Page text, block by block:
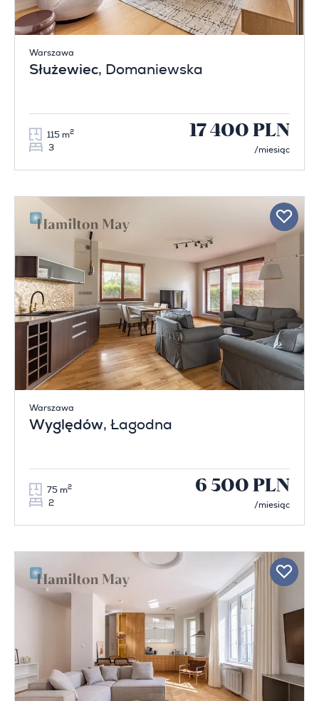
Warszawa
Służewiec, Domaniewska
115 m2
3
17 400 PLN
/miesiąc
Warszawa
Wyględów, Łagodna
75 m2
2
6 500 PLN
/miesiąc